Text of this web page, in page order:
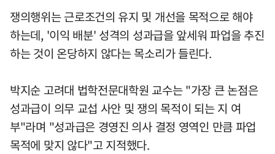
쟁의행위는 근로조건의 유지 및 개선을 목적으로 해야
하는데, '이익 배분' 성격의 성과급을 앞세워 파업을 추진
하는 것이 온당하지 않다는 목소리가 들린다.
박지순 고려대 법학전문대학원 교수는 "가장 큰 논점은
성과급이 의무 교섭 사안 및 쟁의 목적이 되는 지 여
부"라며 "성과급은 경영진 의사 결정 영역인 만큼 파업
목적에 맞지 않다"고 지적했다.